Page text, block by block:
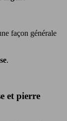
façon générale
.
et pierre